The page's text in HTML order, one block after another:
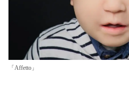
「Affetto」